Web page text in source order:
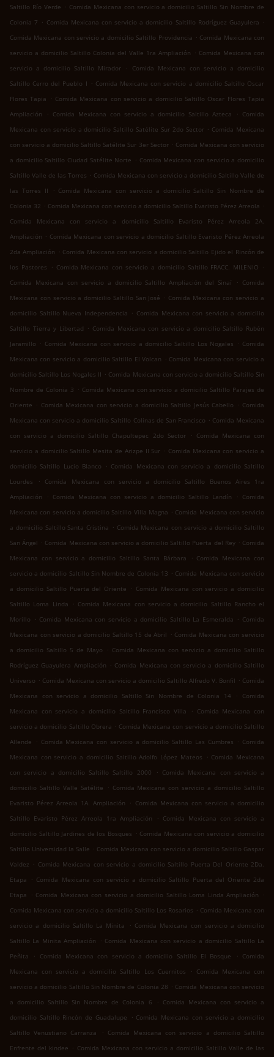
Saltillo Río Verde . Comida Mexicana con servicio a domicilio Saltillo Sin Nombre de
Colonia 7 . Comida Mexicana con servicio a domicilio Saltillo Rodríguez Guayulera .
Comida Mexicana con servicio a domicilio Saltillo Providencia . Comida Mexicana con
servicio a domicilio Saltillo Colonia del Valle 1ra Ampliación . Comida Mexicana con
servicio a domicilio Saltillo Mirador
.
Comida Mexicana con servicio a domicilio
Saltillo Cerro del Pueblo I . Comida Mexicana con servicio a domicilio Saltillo Oscar
Flores Tapia
. Comida Mexicana con servicio a domicilio Saltillo Oscar Flores Tapia
Ampliación
. Comida Mexicana con servicio a domicilio Saltillo Azteca . Comida
Mexicana con servicio a domicilio Saltillo Satélite Sur 2do Sector . Comida Mexicana
con servicio a domicilio Saltillo Satélite Sur 3er Sector . Comida Mexicana con servicio
a domicilio Saltillo Ciudad Satélite Norte . Comida Mexicana con servicio a domicilio
Saltillo Valle de las Torres . Comida Mexicana con servicio a domicilio Saltillo Valle de
las Torres II
. Comida Mexicana con servicio a domicilio Saltillo Sin Nombre de
Colonia 32 . Comida Mexicana con servicio a domicilio Saltillo Evaristo Pérez Arreola .
Comida Mexicana con servicio a domicilio Saltillo Evaristo Pérez Arreola 2A.
Ampliación . Comida Mexicana con servicio a domicilio Saltillo Evaristo Pérez Arreola
2da Ampliación . Comida Mexicana con servicio a domicilio Saltillo Ejido el Rincón de
los Pastores
. Comida Mexicana con servicio a domicilio Saltillo FRACC. MILENIO
.
Comida Mexicana con servicio a domicilio Saltillo Ampliación del Sinaí
. Comida
Mexicana con servicio a domicilio Saltillo San José . Comida Mexicana con servicio a
domicilio Saltillo Nueva Independencia . Comida Mexicana con servicio a domicilio
Saltillo Tierra y Libertad . Comida Mexicana con servicio a domicilio Saltillo Rubén
Jaramillo . Comida Mexicana con servicio a domicilio Saltillo Los Nogales . Comida
Mexicana con servicio a domicilio Saltillo El Volcan . Comida Mexicana con servicio a
domicilio Saltillo Los Nogales II . Comida Mexicana con servicio a domicilio Saltillo Sin
Nombre de Colonia 3 . Comida Mexicana con servicio a domicilio Saltillo Parajes de
Oriente . Comida Mexicana con servicio a domicilio Saltillo Jesús Cabello . Comida
Mexicana con servicio a domicilio Saltillo Colinas de San Francisco . Comida Mexicana
con servicio a domicilio Saltillo Chapultepec 2do Sector
. Comida Mexicana con
servicio a domicilio Saltillo Mesita de Arizpe II Sur . Comida Mexicana con servicio a
domicilio Saltillo Lucio Blanco
. Comida Mexicana con servicio a domicilio Saltillo
Lourdes
.
Comida Mexicana con servicio a domicilio Saltillo Buenos Aires 1ra
Ampliación
. Comida Mexicana con servicio a domicilio Saltillo Landín . Comida
Mexicana con servicio a domicilio Saltillo Villa Magna . Comida Mexicana con servicio
a domicilio Saltillo Santa Cristina . Comida Mexicana con servicio a domicilio Saltillo
San Ángel . Comida Mexicana con servicio a domicilio Saltillo Puerta del Rey . Comida
Mexicana con servicio a domicilio Saltillo Santa Bárbara
. Comida Mexicana con
servicio a domicilio Saltillo Sin Nombre de Colonia 13 . Comida Mexicana con servicio
a domicilio Saltillo Puerta del Oriente
. Comida Mexicana con servicio a domicilio
Saltillo Loma Linda
. Comida Mexicana con servicio a domicilio Saltillo Rancho el
Morillo
. Comida Mexicana con servicio a domicilio Saltillo La Esmeralda . Comida
Mexicana con servicio a domicilio Saltillo 15 de Abril . Comida Mexicana con servicio
a domicilio Saltillo 5 de Mayo
. Comida Mexicana con servicio a domicilio Saltillo
Rodríguez Guayulera Ampliación . Comida Mexicana con servicio a domicilio Saltillo
Universo . Comida Mexicana con servicio a domicilio Saltillo Alfredo V. Bonfil . Comida
Mexicana con servicio a domicilio Saltillo Sin Nombre de Colonia 14
.
Comida
Mexicana con servicio a domicilio Saltillo Francisco Villa
. Comida Mexicana con
servicio a domicilio Saltillo Obrera . Comida Mexicana con servicio a domicilio Saltillo
Allende
. Comida Mexicana con servicio a domicilio Saltillo Las Cumbres . Comida
Mexicana con servicio a domicilio Saltillo Adolfo López Mateos
. Comida Mexicana
con servicio a domicilio Saltillo Saltillo 2000
. Comida Mexicana con servicio a
domicilio Saltillo Valle Satélite
. Comida Mexicana con servicio a domicilio Saltillo
Evaristo Pérez Arreola 1A. Ampliación
. Comida Mexicana con servicio a domicilio
Saltillo Evaristo Pérez Arreola 1ra Ampliación
. Comida Mexicana con servicio a
domicilio Saltillo Jardines de los Bosques . Comida Mexicana con servicio a domicilio
Saltillo Universidad la Salle . Comida Mexicana con servicio a domicilio Saltillo Gaspar
Valdez . Comida Mexicana con servicio a domicilio Saltillo Puerta Del Oriente 2Da.
Etapa
. Comida Mexicana con servicio a domicilio Saltillo Puerta del Oriente 2da
Etapa
. Comida Mexicana con servicio a domicilio Saltillo Loma Linda Ampliación
.
Comida Mexicana con servicio a domicilio Saltillo Los Rosarios . Comida Mexicana con
servicio a domicilio Saltillo La Minita
. Comida Mexicana con servicio a domicilio
Saltillo La Minita Ampliación
. Comida Mexicana con servicio a domicilio Saltillo La
Peñita
. Comida Mexicana con servicio a domicilio Saltillo El Bosque . Comida
Mexicana con servicio a domicilio Saltillo Los Cuernitos
. Comida Mexicana con
servicio a domicilio Saltillo Sin Nombre de Colonia 28 . Comida Mexicana con servicio
a domicilio Saltillo Sin Nombre de Colonia 6
. Comida Mexicana con servicio a
domicilio Saltillo Rincón de Guadalupe
. Comida Mexicana con servicio a domicilio
Saltillo Venustiano Carranza
. Comida Mexicana con servicio a domicilio Saltillo
Enfrente del kindee . Comida Mexicana con servicio a domicilio Saltillo Valle de las